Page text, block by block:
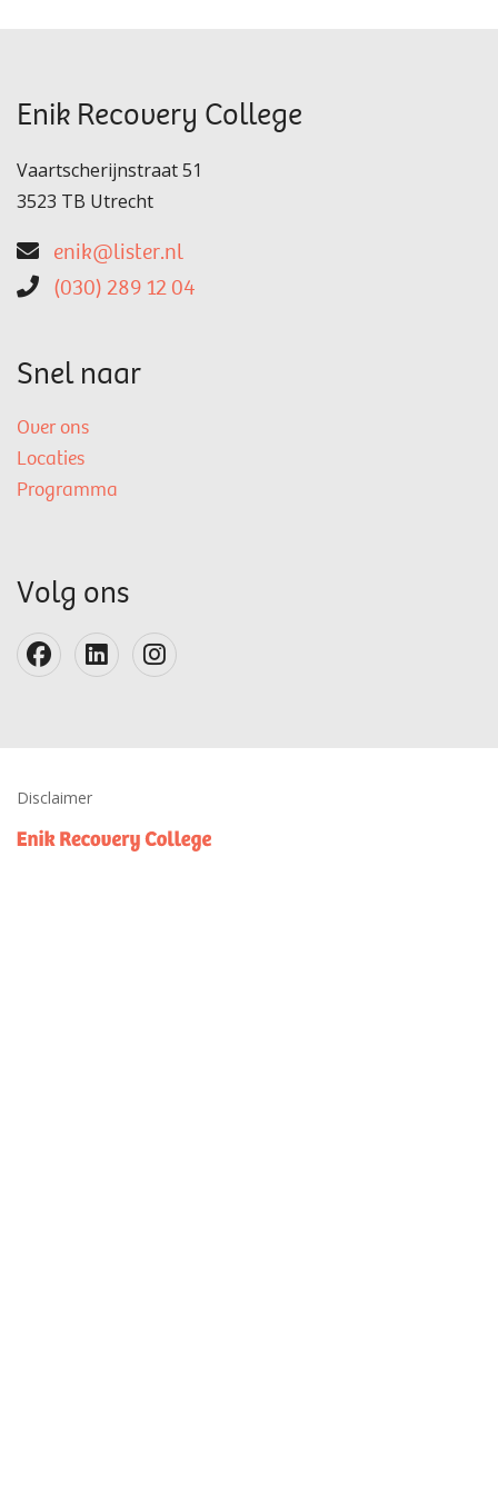
Enik Recovery College
Vaartscherijnstraat 51
3523 TB Utrecht
enik@lister.nl
(030) 289 12 04
Snel naar
Over ons
Locaties
Programma
Volg ons
Disclaimer